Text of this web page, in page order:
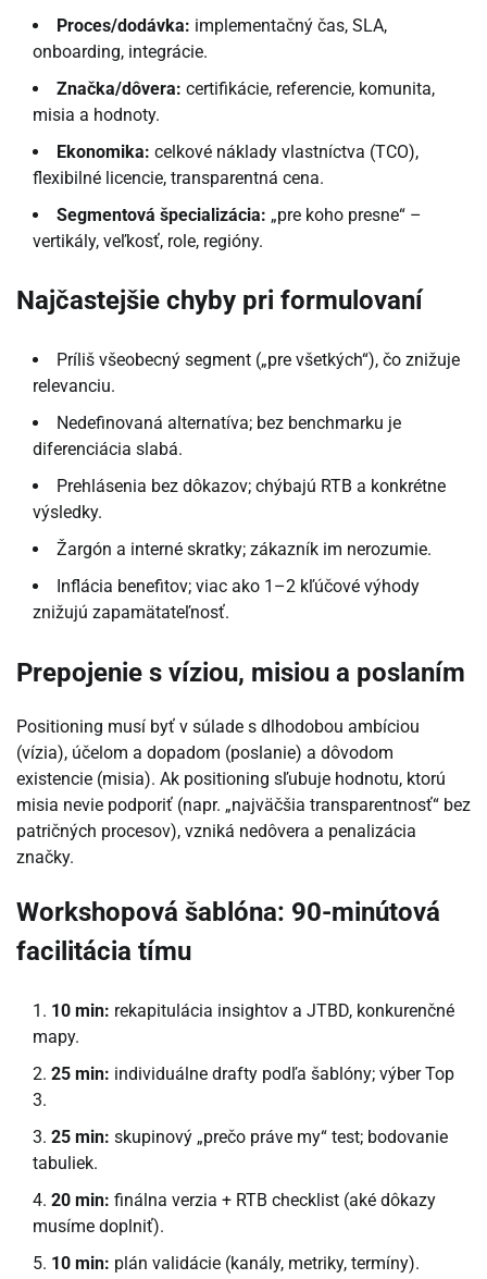
Proces/dodávka: implementačný čas, SLA,
onboarding, integrácie.
Značka/dôvera: certifikácie, referencie, komunita,
misia a hodnoty.
Ekonomika: celkové náklady vlastníctva (TCO),
flexibilné licencie, transparentná cena.
Segmentová špecializácia: „pre koho presne“ –
vertikály, veľkosť, role, regióny.
Najčastejšie chyby pri formulovaní
Príliš všeobecný segment („pre všetkých“), čo znižuje
relevanciu.
Nedefinovaná alternatíva; bez benchmarku je
diferenciácia slabá.
Prehlásenia bez dôkazov; chýbajú RTB a konkrétne
výsledky.
Žargón a interné skratky; zákazník im nerozumie.
Inflácia benefitov; viac ako 1–2 kľúčové výhody
znižujú zapamätateľnosť.
Prepojenie s víziou, misiou a poslaním
Positioning musí byť v súlade s dlhodobou ambíciou
(vízia), účelom a dopadom (poslanie) a dôvodom
existencie (misia). Ak positioning sľubuje hodnotu, ktorú
misia nevie podporiť (napr. „najväčšia transparentnosť“ bez
patričných procesov), vzniká nedôvera a penalizácia
značky.
Workshopová šablóna: 90-minútová
facilitácia tímu
10 min: rekapitulácia insightov a JTBD, konkurenčné
mapy.
25 min: individuálne drafty podľa šablóny; výber Top
3.
25 min: skupinový „prečo práve my“ test; bodovanie
tabuliek.
20 min: finálna verzia + RTB checklist (aké dôkazy
musíme doplniť).
10 min: plán validácie (kanály, metriky, termíny).